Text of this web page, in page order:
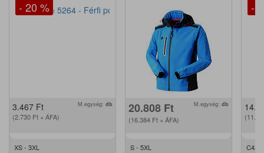
- 20 %
3.467 Ft
(2.730 Ft + ÁFA)
M.egység: db
XS - 3XL
20.808 Ft
(16.384 Ft + ÁFA)
M.egység: db
S - 5XL
-
C42 -